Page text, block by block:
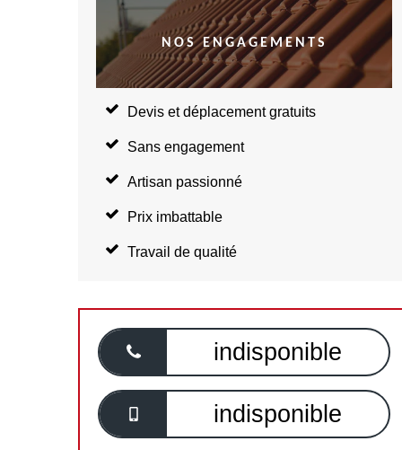
NOS ENGAGEMENTS
Devis et déplacement gratuits
Sans engagement
Artisan passionné
Prix imbattable
Travail de qualité
indisponible
indisponible